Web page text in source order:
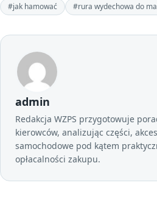
#jak hamować
#rura wydechowa do
admin
Redakcja WZPS przygotowuje
kierowców, analizując części,
samochodowe pod kątem
opłacalności zakupu.